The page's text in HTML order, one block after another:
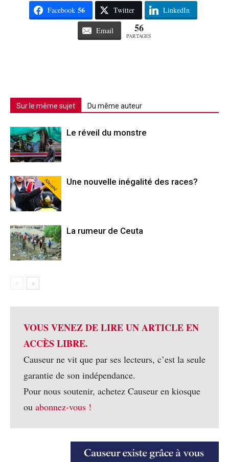
Facebook 56 Twitter LinkedIn
Email 56
PARTAGES
Sur le même sujet Du même auteur
Le réveil du monstre
Abonné Une nouvelle inégalité des races?
La rumeur de Ceuta
VOUS VENEZ DE LIRE UN ARTICLE EN
ACCÈS LIBRE.
Causeur ne vit que par ses lecteurs, c’est la seule
garantie de son indépendance.
Pour nous soutenir, achetez Causeur en kiosque
ou abonnez-vous !